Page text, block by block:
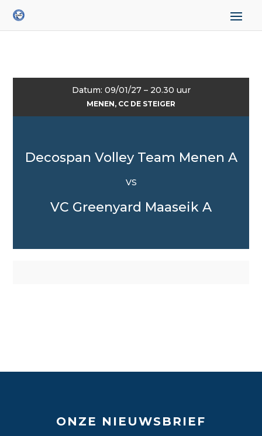
Datum: 09/01/27 – 20.30 uur
MENEN, CC DE STEIGER
Decospan Volley Team Menen A
VS
VC Greenyard Maaseik A
ONZE NIEUWSBRIEF